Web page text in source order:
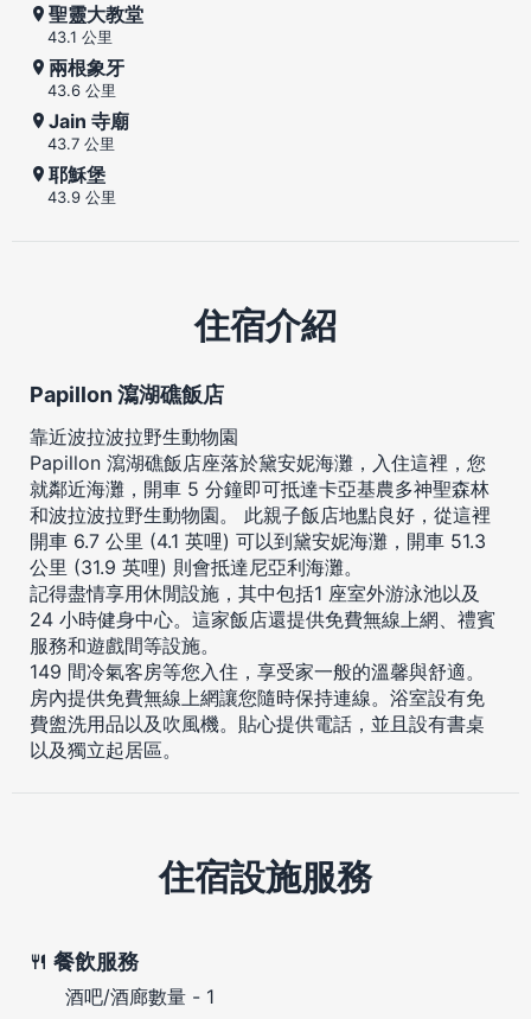
聖靈大教堂
43.1 公里
兩根象牙
43.6 公里
Jain 寺廟
43.7 公里
耶穌堡
43.9 公里
住宿介紹
Papillon 瀉湖礁飯店
靠近波拉波拉野生動物園
Papillon 瀉湖礁飯店座落於黛安妮海灘，入住這裡，您
就鄰近海灘，開車 5 分鐘即可抵達卡亞基農多神聖森林
和波拉波拉野生動物園。 此親子飯店地點良好，從這裡
開車 6.7 公里 (4.1 英哩) 可以到黛安妮海灘，開車 51.3
公里 (31.9 英哩) 則會抵達尼亞利海灘。
記得盡情享用休閒設施，其中包括1 座室外游泳池以及
24 小時健身中心。這家飯店還提供免費無線上網、禮賓
服務和遊戲間等設施。
149 間冷氣客房等您入住，享受家一般的溫馨與舒適。
房內提供免費無線上網讓您隨時保持連線。浴室設有免
費盥洗用品以及吹風機。貼心提供電話，並且設有書桌
以及獨立起居區。
住宿設施服務
餐飲服務
酒吧/酒廊數量 - 1